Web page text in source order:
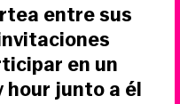
entre sus
en un
hour junto a él